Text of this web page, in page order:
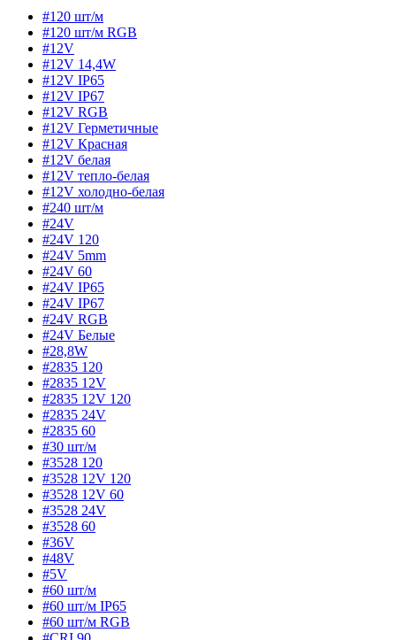
#120 шт/м
#120 шт/м RGB
#12V
#12V 14,4W
#12V IP65
#12V IP67
#12V RGB
#12V Герметичные
#12V Красная
#12V белая
#12V тепло-белая
#12V холодно-белая
#240 шт/м
#24V
#24V 120
#24V 5mm
#24V 60
#24V IP65
#24V IP67
#24V RGB
#24V Белые
#28,8W
#2835 120
#2835 12V
#2835 12V 120
#2835 24V
#2835 60
#30 шт/м
#3528 120
#3528 12V 120
#3528 12V 60
#3528 24V
#3528 60
#36V
#48V
#5V
#60 шт/м
#60 шт/м IP65
#60 шт/м RGB